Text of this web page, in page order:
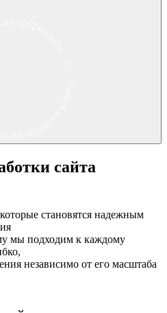
сайта
становятся надежным
мы подходим к каждому
независимо от его масштаба